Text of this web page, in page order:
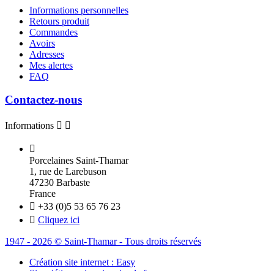
Informations personnelles
Retours produit
Commandes
Avoirs
Adresses
Mes alertes
FAQ
Contactez-nous
Informations  

Porcelaines Saint-Thamar
1, rue de Larebuson
47230 Barbaste
France
 +33 (0)5 53 65 76 23
 Cliquez ici
1947 - 2026 © Saint-Thamar - Tous droits réservés
Création site internet : Easy